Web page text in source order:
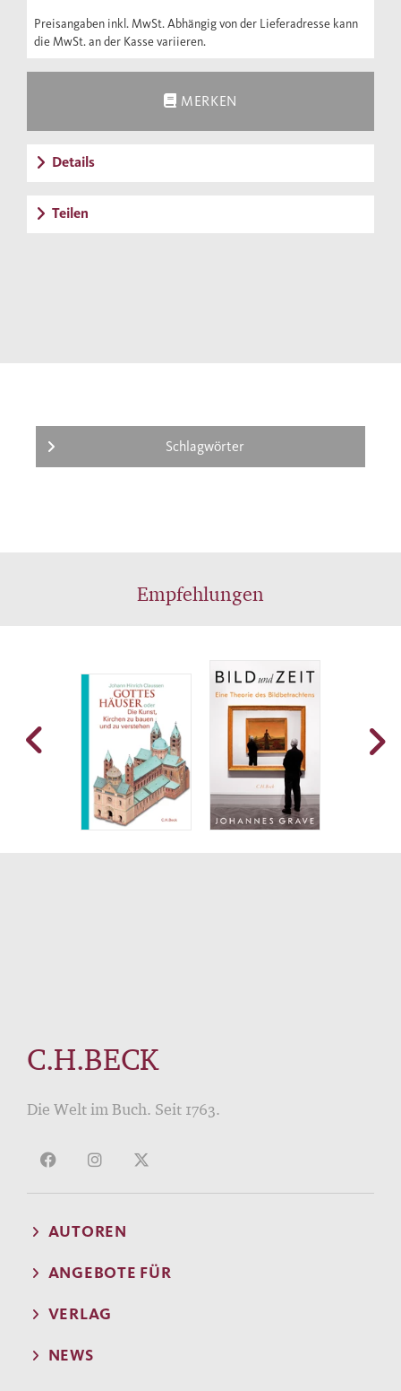
Preisangaben inkl. MwSt. Abhängig von der Lieferadresse kann
die MwSt. an der Kasse variieren.
MERKEN
Details
Teilen
Schlagwörter
Empfehlungen
C.H.BECK
Die Welt im Buch. Seit 1763.
AUTOREN
ANGEBOTE FÜR
VERLAG
NEWS